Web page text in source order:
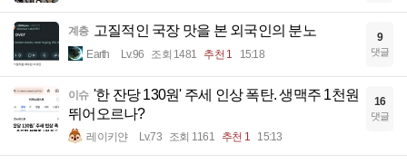
계층 고질적인 국장 맛을 본 외국인의 분노
Earth Lv.96 조회 1481 추천 1 15:18
9
댓글
이슈 '한 잔당 130원' 주세 인상 폭탄. 생맥주 1천원
뛰어오르나?
레이키얀 Lv.73 조회 1161 추천 1 15:13
16
댓글